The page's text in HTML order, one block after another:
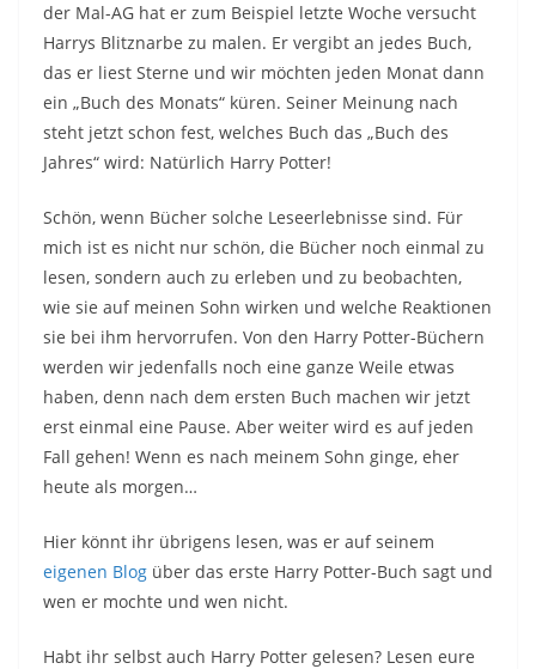
der Mal-AG hat er zum Beispiel letzte Woche versucht
Harrys Blitznarbe zu malen. Er vergibt an jedes Buch,
das er liest Sterne und wir möchten jeden Monat dann
ein „Buch des Monats“ küren. Seiner Meinung nach
steht jetzt schon fest, welches Buch das „Buch des
Jahres“ wird: Natürlich Harry Potter!
Schön, wenn Bücher solche Leseerlebnisse sind. Für
mich ist es nicht nur schön, die Bücher noch einmal zu
lesen, sondern auch zu erleben und zu beobachten,
wie sie auf meinen Sohn wirken und welche Reaktionen
sie bei ihm hervorrufen. Von den Harry Potter-Büchern
werden wir jedenfalls noch eine ganze Weile etwas
haben, denn nach dem ersten Buch machen wir jetzt
erst einmal eine Pause. Aber weiter wird es auf jeden
Fall gehen! Wenn es nach meinem Sohn ginge, eher
heute als morgen…
Hier könnt ihr übrigens lesen, was er auf seinem
eigenen Blog über das erste Harry Potter-Buch sagt und
wen er mochte und wen nicht.
Habt ihr selbst auch Harry Potter gelesen? Lesen eure